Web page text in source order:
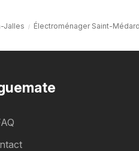
Jalles Électroménager Saint-